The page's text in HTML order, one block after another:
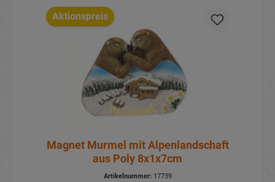
Aktionspreis
Magnet Murmel mit Alpenlandschaft
aus Poly 8x1x7cm
Artikelnummer:17739